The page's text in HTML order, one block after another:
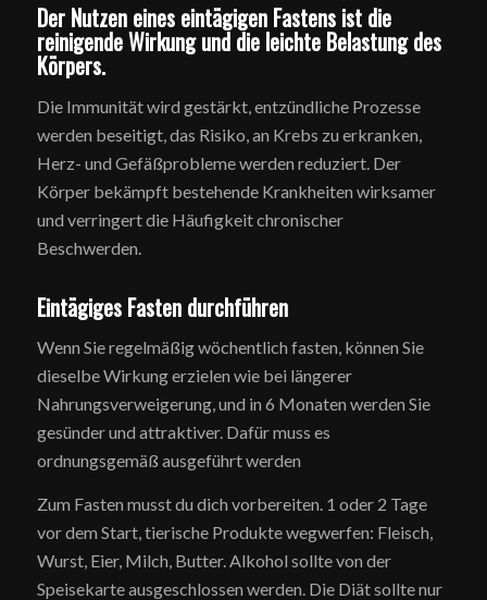
Der Nutzen eines eintägigen Fastens ist die
reinigende Wirkung und die leichte Belastung des
Körpers.
Die Immunität wird gestärkt, entzündliche Prozesse
werden beseitigt, das Risiko, an Krebs zu erkranken,
Herz- und Gefäßprobleme werden reduziert. Der
Körper bekämpft bestehende Krankheiten wirksamer
und verringert die Häufigkeit chronischer
Beschwerden.
Eintägiges Fasten durchführen
Wenn Sie regelmäßig wöchentlich fasten, können Sie
dieselbe Wirkung erzielen wie bei längerer
Nahrungsverweigerung, und in 6 Monaten werden Sie
gesünder und attraktiver. Dafür muss es
ordnungsgemäß ausgeführt werden
Zum Fasten musst du dich vorbereiten. 1 oder 2 Tage
vor dem Start, tierische Produkte wegwerfen: Fleisch,
Wurst, Eier, Milch, Butter. Alkohol sollte von der
Speisekarte ausgeschlossen werden. Die Diät sollte nur